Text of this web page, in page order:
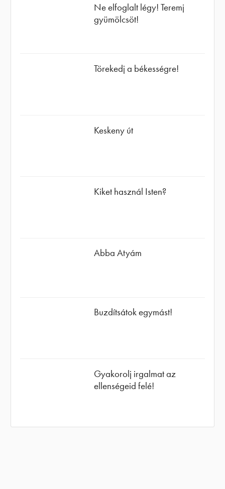
Ne elfoglalt légy! Teremj
gyümölcsöt!
Törekedj a békességre!
Keskeny út
Kiket használ Isten?
Abba Atyám
Buzdítsátok egymást!
Gyakorolj irgalmat az
ellenségeid felé!